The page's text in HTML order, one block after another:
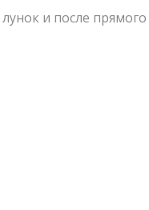
и после прямого